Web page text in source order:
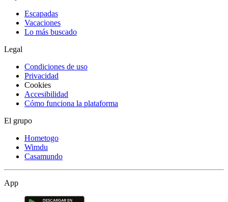
Escapadas
Vacaciones
Lo más buscado
Legal
Condiciones de uso
Privacidad
Cookies
Accesibilidad
Cómo funciona la plataforma
El grupo
Hometogo
Wimdu
Casamundo
App